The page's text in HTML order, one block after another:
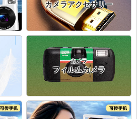
カメラアクセサリー
カメラ
フィルムカメラ